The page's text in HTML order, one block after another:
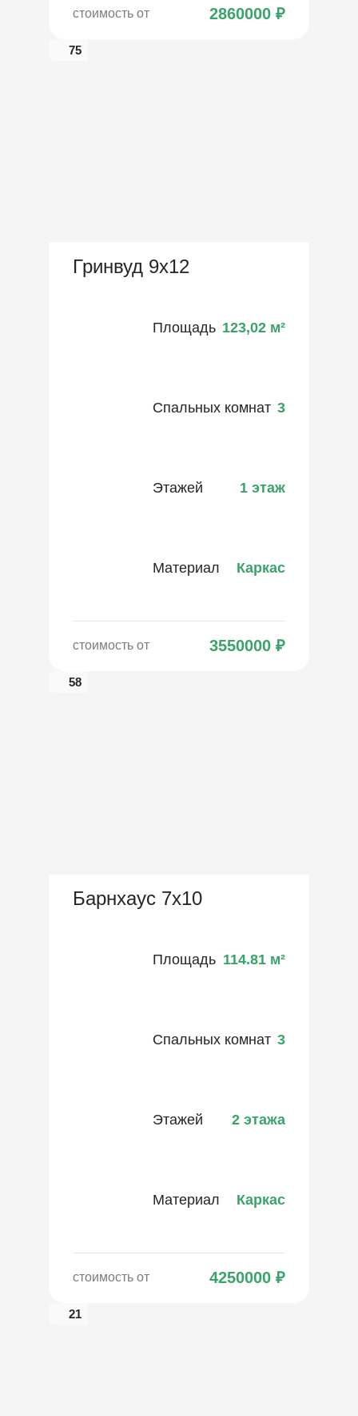
стоимость от 2860000 ₽
75
Гринвуд 9х12
Площадь 123,02 м²
Спальных комнат 3
Этажей 1 этаж
Материал Каркас
стоимость от 3550000 ₽
58
Барнхаус 7х10
Площадь 114.81 м²
Спальных комнат 3
Этажей 2 этажа
Материал Каркас
стоимость от 4250000 ₽
21